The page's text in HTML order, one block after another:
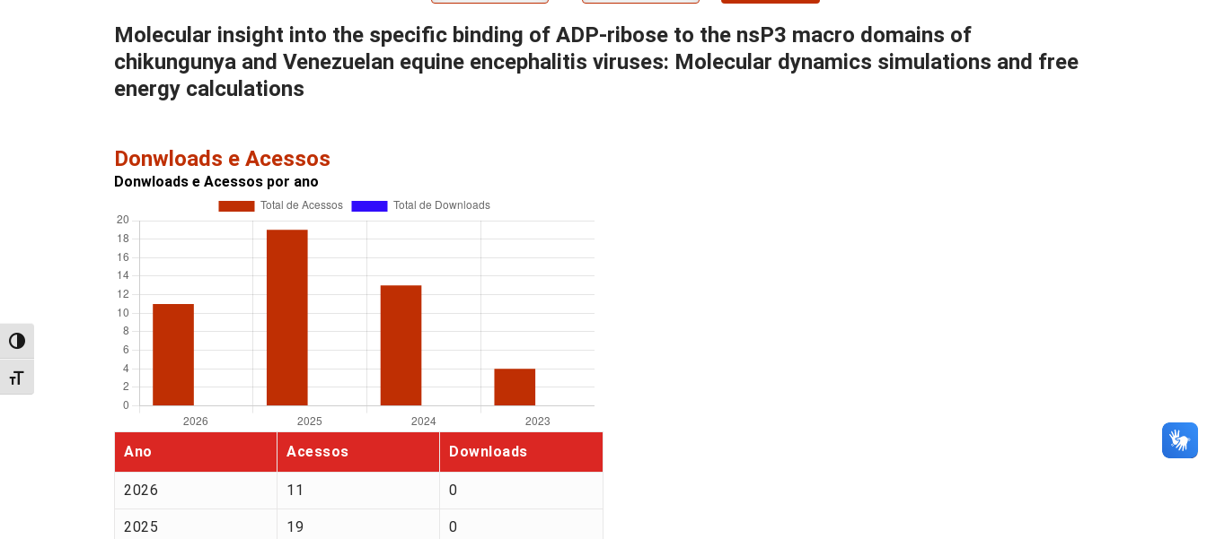
Alternar alto contraste
Alternar tamanho da fonte
Molecular insight into the specific binding of ADP-ribose to the nsP3 macro domains of
chikungunya and Venezuelan equine encephalitis viruses: Molecular dynamics simulations and free
energy calculations
Donwloads e Acessos
Donwloads e Acessos por ano
Ano Acessos Downloads
2026 11 0
2025 19 0